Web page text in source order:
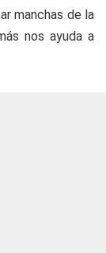
manchas de la
nos ayuda a